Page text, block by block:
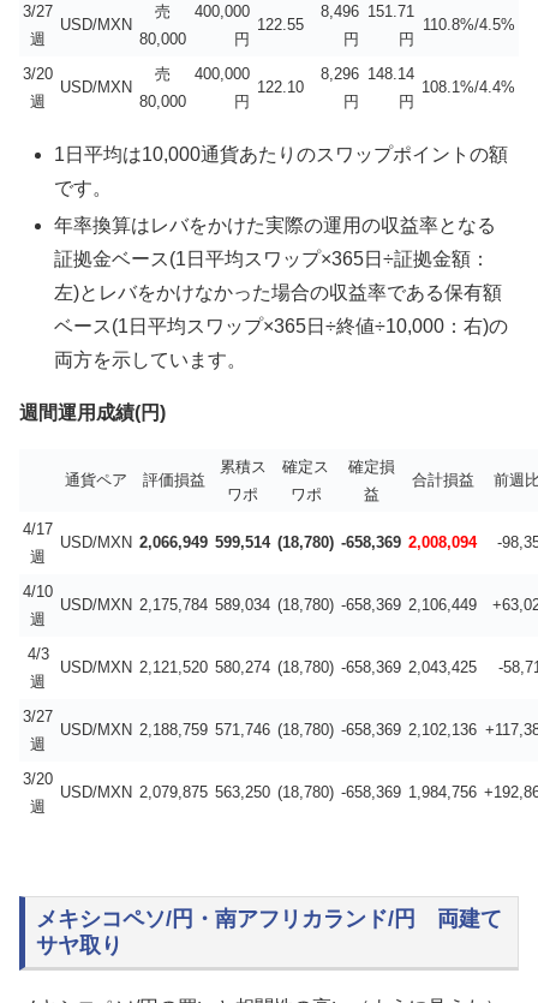
3/27
週
USD/MXN
売
80,000
400,000
円
122.55
8,496
円
151.71
円
110.8%/4.5%
3/20
週
USD/MXN
売
80,000
400,000
円
122.10
8,296
円
148.14
円
108.1%/4.4%
1日平均は10,000通貨あたりのスワップポイントの額
です。
年率換算はレバをかけた実際の運用の収益率となる
証拠金ベース(1日平均スワップ×365日÷証拠金額：
左)とレバをかけなかった場合の収益率である保有額
ベース(1日平均スワップ×365日÷終値÷10,000：右)の
両方を示しています。
週間運用成績(円)
通貨ペア 評価損益
累積ス
ワポ
確定ス
ワポ
確定損
益
合計損益 前週
4/17
週
USD/MXN 2,066,949 599,514 (18,780) -658,369 2,008,094 -
4/10
週
USD/MXN 2,175,784 589,034 (18,780) -658,369 2,106,449
4/3
週
USD/MXN 2,121,520 580,274 (18,780) -658,369 2,043,425 -
3/27
週
USD/MXN 2,188,759 571,746 (18,780) -658,369 2,102,136
3/20
週
USD/MXN 2,079,875 563,250 (18,780) -658,369 1,984,756
メキシコペソ/円・南アフリカランド/円 両建て
サヤ取り